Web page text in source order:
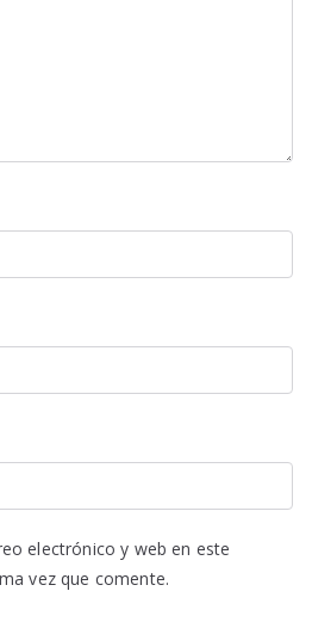
electrónico y web en este
vez que comente.